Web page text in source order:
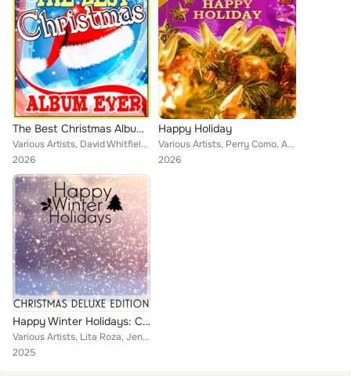
The Best Christmas Album Ever
Various Artists, David Whitfield, Vivek Menzel, Eartha Kitt, Russ Morgan, Stanley Pinto, Anoopa Anand, Anne Shelton, Arijit Datt...
2026
Happy Holiday
Various Artists, Perry Como, Artie Shaw, Lita Roza, Ernest Tubb, David Whitfield, The Andrews Sisters, Frank Sinatra, Eartha Kit...
2026
Happy Winter Holidays: Christmas Deluxe Edition
Various Artists, Lita Roza, Jennifer Paige, Roopika Muthanna, Andy Vanlalremtluanga, Randy Crawford, Shola Ama, Peter Isaac, Joa...
2025